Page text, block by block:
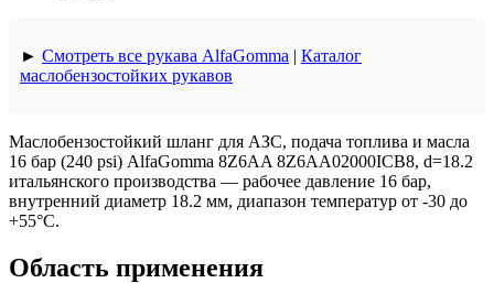
► Смотреть все рукава AlfaGomma | Каталог
маслобензостойких рукавов
Маслобензостойкий шланг для АЗС, подача топлива и масла
16 бар (240 psi) AlfaGomma 8Z6AA 8Z6AA02000ICB8, d=18.2
итальянского производства — рабочее давление 16 бар,
внутренний диаметр 18.2 мм, диапазон температур от -30 до
+55°C.
Область применения